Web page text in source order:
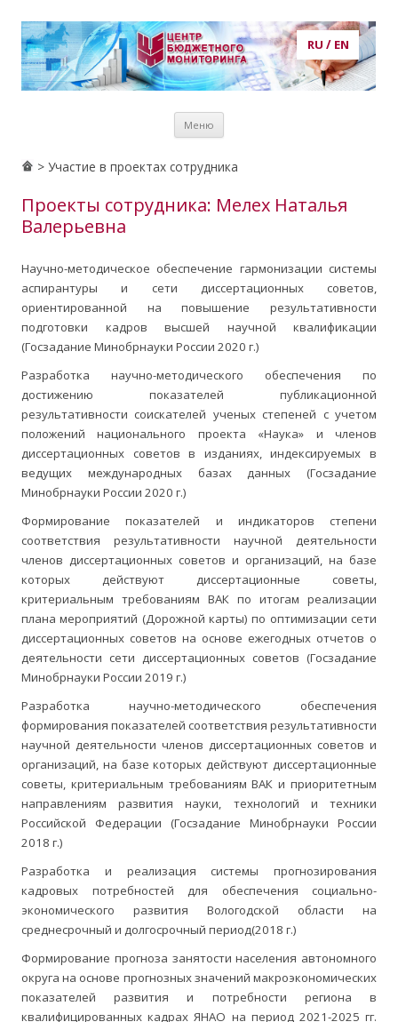
RU / EN
потребности в кадрах, рынок труда, образование, публикации,
Меню
> Участие в проектах сотрудника
Проекты сотрудника: Мелех Наталья
Валерьевна
Научно-методическое обеспечение гармонизации системы
аспирантуры и сети диссертационных советов,
ориентированной на повышение результативности
подготовки кадров высшей научной квалификации
(Госзадание Минобрнауки России 2020 г.)
Разработка научно-методического обеспечения по
достижению показателей публикационной
результативности соискателей ученых степеней с учетом
положений национального проекта «Наука» и членов
диссертационных советов в изданиях, индексируемых в
ведущих международных базах данных (Госзадание
Минобрнауки России 2020 г.)
Формирование показателей и индикаторов степени
соответствия результативности научной деятельности
членов диссертационных советов и организаций, на базе
которых действуют диссертационные советы,
критериальным требованиям ВАК по итогам реализации
плана мероприятий (Дорожной карты) по оптимизации сети
диссертационных советов на основе ежегодных отчетов о
деятельности сети диссертационных советов (Госзадание
Минобрнауки России 2019 г.)
Разработка научно-методического обеспечения
формирования показателей соответствия результативности
научной деятельности членов диссертационных советов и
организаций, на базе которых действуют диссертационные
советы, критериальным требованиям ВАК и приоритетным
направлениям развития науки, технологий и техники
Российской Федерации (Госзадание Минобрнауки России
2018 г.)
Разработка и реализация системы прогнозирования
кадровых потребностей для обеспечения социально-
экономического развития Вологодской области на
среднесрочный и долгосрочный период(2018 г.)
Формирование прогноза занятости населения автономного
округа на основе прогнозных значений макроэкономических
показателей развития и потребности региона в
квалифицированных кадрах ЯНАО на период 2021-2025 гг.